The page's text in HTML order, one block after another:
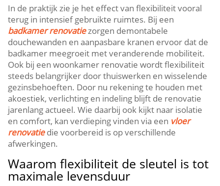
In de praktijk zie je het effect van flexibiliteit vooral
terug in intensief gebruikte ruimtes.​ Bij een
badkamer renovatiezorgen demontabele
douchewanden en aanpasbare kranen ervoor dat de
badkamer meegroeit met veranderende mobiliteit.​
Ook bij een woonkamer renovatie wordt flexibiliteit
steeds belangrijker door thuiswerken en wisselende
gezinsbehoeften.​ Door nu rekening te houden met
akoestiek, verlichting en indeling blijft de renovatie
jarenlang actueel.​ Wie daarbij ook kijkt naar isolatie
en comfort, kan verdieping vinden via een vloer
renovatiedie voorbereid is op verschillende
afwerkingen.​
Waarom flexibiliteit de sleutel is tot
maximale levensduur